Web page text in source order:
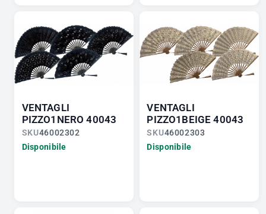
VENTAGLI
PIZZO1NERO 40043
SKU46002302
Disponibile
VENTAGLI
PIZZO1BEIGE 40043
SKU46002303
Disponibile